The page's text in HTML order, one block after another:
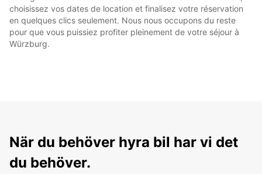
choisissez vos dates de location et finalisez votre réservation
en quelques clics seulement. Nous nous occupons du reste
pour que vous puissiez profiter pleinement de votre séjour à
Würzburg.
När du behöver hyra bil har vi det
du behöver.